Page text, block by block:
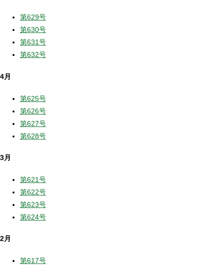
第629号
第630号
第631号
第632号
4月
第625号
第626号
第627号
第628号
3月
第621号
第622号
第623号
第624号
2月
第617号